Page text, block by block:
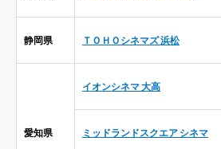
静岡県 ＴＯＨＯシネマズ 浜松
愛知県
イオンシネマ 大高
ミッドランドスクエア シネマ